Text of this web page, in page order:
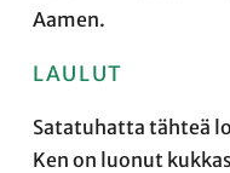
Aamen.
LAULUT
Satatuhatta tähteä
Ken on luonut